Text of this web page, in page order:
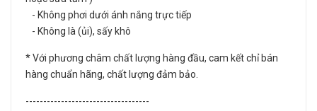
- Không phơi dưới ánh nắng trực tiếp
- Không là (ủi), sấy khô
* Với phương châm chất lượng hàng đầu, cam kết chỉ bán
hàng chuẩn hãng, chất lượng đảm bảo.
-----------------------------------